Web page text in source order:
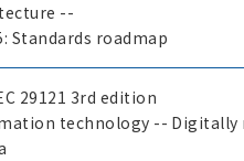
--
Standards roadmap
29121 3rd edition
technology -- Digitally